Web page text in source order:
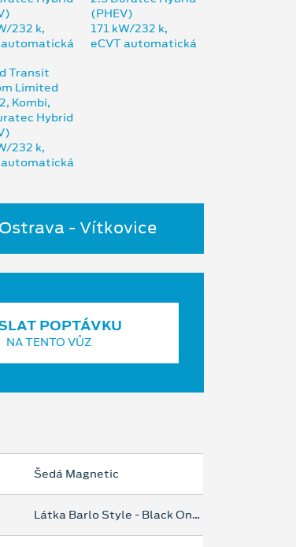
- Vítkovice
POPTÁVKU
NA TENTO VŮZ
Šedá Magnetic
Látka Barlo Style - Black Onyx